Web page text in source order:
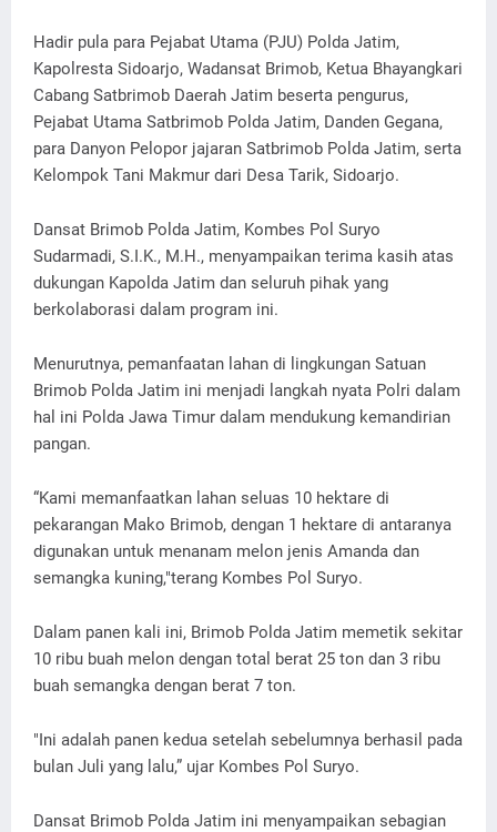
Hadir pula para Pejabat Utama (PJU) Polda Jatim,
Kapolresta Sidoarjo, Wadansat Brimob, Ketua Bhayangkari
Cabang Satbrimob Daerah Jatim beserta pengurus,
Pejabat Utama Satbrimob Polda Jatim, Danden Gegana,
para Danyon Pelopor jajaran Satbrimob Polda Jatim, serta
Kelompok Tani Makmur dari Desa Tarik, Sidoarjo.
Dansat Brimob Polda Jatim, Kombes Pol Suryo
Sudarmadi, S.I.K., M.H., menyampaikan terima kasih atas
dukungan Kapolda Jatim dan seluruh pihak yang
berkolaborasi dalam program ini.
Menurutnya, pemanfaatan lahan di lingkungan Satuan
Brimob Polda Jatim ini menjadi langkah nyata Polri dalam
hal ini Polda Jawa Timur dalam mendukung kemandirian
pangan.
“Kami memanfaatkan lahan seluas 10 hektare di
pekarangan Mako Brimob, dengan 1 hektare di antaranya
digunakan untuk menanam melon jenis Amanda dan
semangka kuning,"terang Kombes Pol Suryo.
Dalam panen kali ini, Brimob Polda Jatim memetik sekitar
10 ribu buah melon dengan total berat 25 ton dan 3 ribu
buah semangka dengan berat 7 ton.
"Ini adalah panen kedua setelah sebelumnya berhasil pada
bulan Juli yang lalu,” ujar Kombes Pol Suryo.
Dansat Brimob Polda Jatim ini menyampaikan sebagian